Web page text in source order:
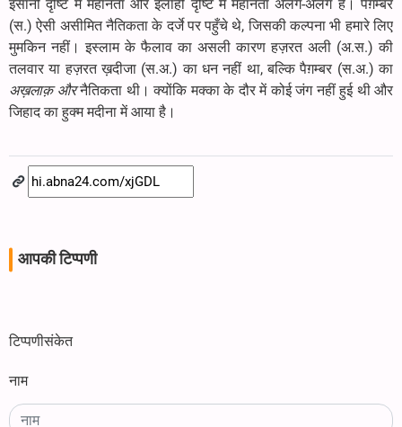
इंसानी दृष्टि में महानता और इलाही दृष्टि में महानता अलग-अलग हैं। पैग़म्बर
(स.) ऐसी असीमित नैतिकता के दर्जे पर पहुँचे थे, जिसकी कल्पना भी हमारे लिए
मुमकिन नहीं। इस्लाम के फैलाव का असली कारण हज़रत अली (अ.स.) की
तलवार या हज़रत ख़दीजा (स.अ.) का धन नहीं था, बल्कि पैग़म्बर (स.अ.) का
अख़लाक़ औरनैतिकता थी। क्योंकि मक्का के दौर में कोई जंग नहीं हुई थी और
जिहाद का हुक्म मदीना में आया है।
आपकी टिप्पणी
टिप्पणीसंकेत
नाम